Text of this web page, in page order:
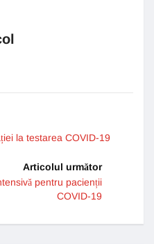
la testarea COVID-19
Articolul următor
pentru pacienții
COVID-19